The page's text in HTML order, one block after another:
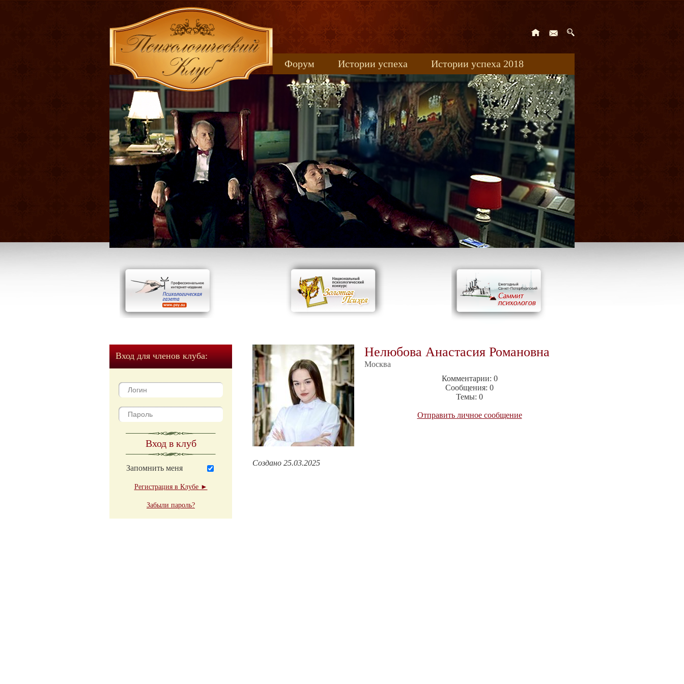
Форум Истории успеха
Истории успеха 2018
Книжные новинки
uspeh_2017
Вход для членов клуба:
Вход в клуб
Запомнить меня
Регистрация в Клубе ►
Забыли пароль?
Нелюбова Анастасия Романовна
Москва
Комментарии: 0
Сообщения: 0
Темы: 0
Отправить личное сообщение
Создано 25.03.2025